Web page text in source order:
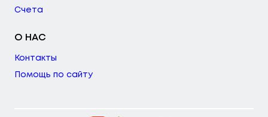
Счета
О НАС
Контакты
Помощь по сайту